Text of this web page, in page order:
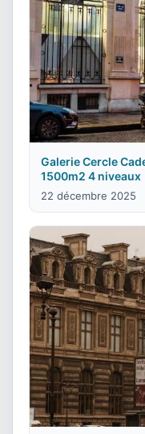
Galerie Cercle
1500m2 4 niveaux
22 décembre 2025